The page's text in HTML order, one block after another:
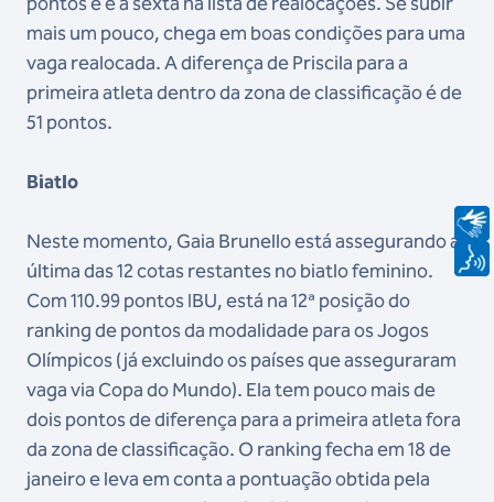
mais um pouco, chega em boas condições para uma
vaga realocada. A diferença de Priscila para a
primeira atleta dentro da zona de classificação é de
51 pontos.
Biatlo
Neste momento, Gaia Brunello está assegurando a
última das 12 cotas restantes no biatlo feminino.
Com 110.99 pontos IBU, está na 12ª posição do
ranking de pontos da modalidade para os Jogos
Olímpicos (já excluindo os países que asseguraram
vaga via Copa do Mundo). Ela tem pouco mais de
dois pontos de diferença para a primeira atleta fora
da zona de classificação. O ranking fecha em 18 de
janeiro e leva em conta a pontuação obtida pela